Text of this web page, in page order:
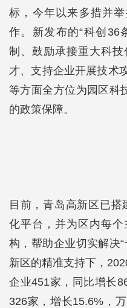
标，今年以来多措并
作。新发布的“科创36
制、鼓励承接重大科
才、支持企业开展技术
等方面全方位为园区科
的政策保障。
目前，青岛高新区已搭
化平台，并为区内每
构，帮助企业切实解决
新区的精准支持下，
企业451家，同比增长
326家，增长15.6%，